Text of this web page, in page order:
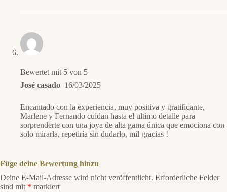
Bewertet mit 5 von 5
José casado–16/03/2025
Encantado con la experiencia, muy positiva y gratificante,
Marlene y Fernando cuidan hasta el ultimo detalle para
sorprenderte con una joya de alta gama única que emociona con
solo mirarla, repetiría sin dudarlo, mil gracias !
Füge deine Bewertung hinzu
Deine E-Mail-Adresse wird nicht veröffentlicht. Erforderliche Felder
sind mit * markiert